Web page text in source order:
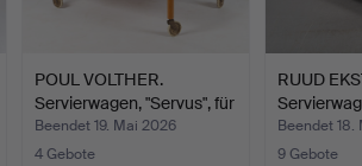
POUL VOLTHER.
Servierwagen, "Servus", für
…
Beendet 19. Mai 2026
4 Gebote
RUUD
Lam…
Beendet 18.
9 Gebote